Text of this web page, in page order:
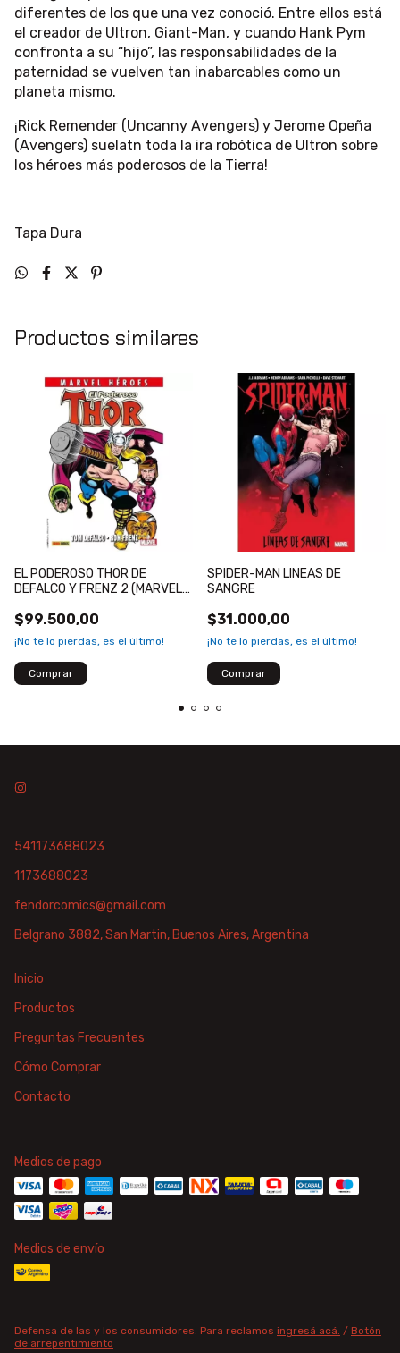
diferentes de los que una vez conoció. Entre ellos está
el creador de Ultron, Giant-Man, y cuando Hank Pym
confronta a su “hijo”, las responsabilidades de la
paternidad se vuelven tan inabarcables como un
planeta mismo.
¡Rick Remender (Uncanny Avengers) y Jerome Opeña
(Avengers) suelatn toda la ira robótica de Ultron sobre
los héroes más poderosos de la Tierra!
Tapa Dura
Productos similares
EL PODEROSO THOR DE
DEFALCO Y FRENZ 2 (MARVEL
$99.500,00
¡No te lo pierdas, es el último!
SPIDER-MAN LINEAS DE
SANGRE
$31.000,00
¡No te lo pierdas, es el último!
541173688023
1173688023
fendorcomics@gmail.com
Belgrano 3882, San Martin, Buenos Aires, Argentina
Inicio
Productos
Preguntas Frecuentes
Cómo Comprar
Contacto
Medios de pago
Medios de envío
Defensa de las y los consumidores. Para reclamos ingresá acá. / Botón
de arrepentimiento